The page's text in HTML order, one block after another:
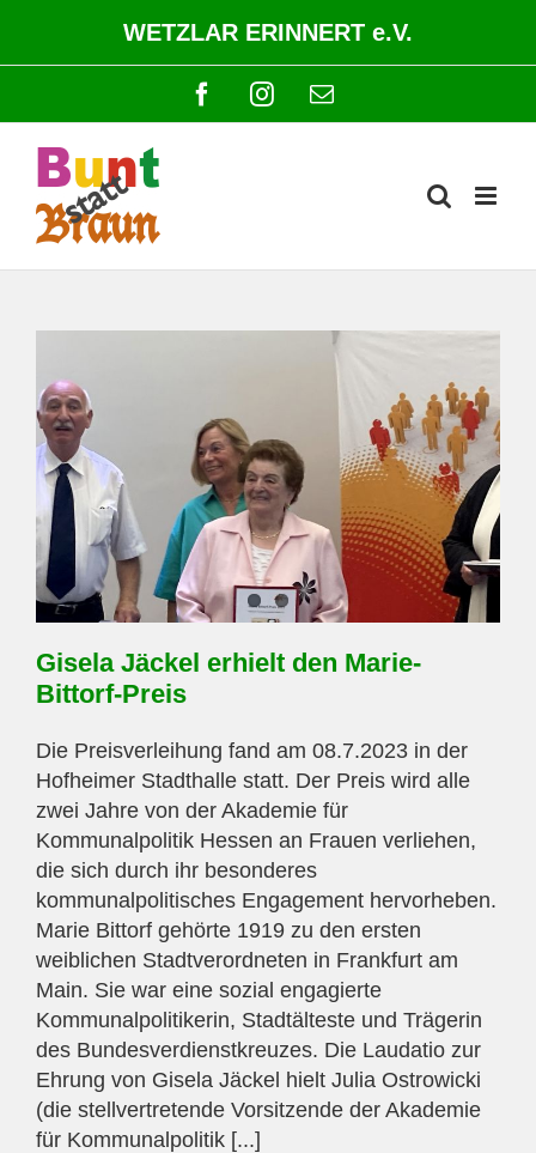
springen
WETZLAR ERINNERT e.V.
FacebookInstagram
E-
Mail
Gisela Jäckel erhielt den Marie-
Bittorf-Preis
Die Preisverleihung fand am 08.7.2023 in der
Hofheimer Stadthalle statt. Der Preis wird alle
zwei Jahre von der Akademie für
Kommunalpolitik Hessen an Frauen verliehen,
die sich durch ihr besonderes
kommunalpolitisches Engagement hervorheben.
Marie Bittorf gehörte 1919 zu den ersten
weiblichen Stadtverordneten in Frankfurt am
Main. Sie war eine sozial engagierte
Kommunalpolitikerin, Stadtälteste und Trägerin
des Bundesverdienstkreuzes. Die Laudatio zur
Ehrung von Gisela Jäckel hielt Julia Ostrowicki
(die stellvertretende Vorsitzende der Akademie
für Kommunalpolitik [...]